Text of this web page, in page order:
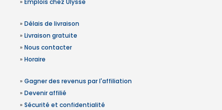
» Emplois chez Ulysse
» Délais de livraison
» Livraison gratuite
» Nous contacter
» Horaire
» Gagner des revenus par l'affiliation
» Devenir affilié
» Sécurité et confidentialité